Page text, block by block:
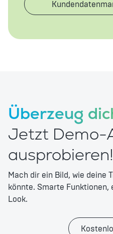
Überzeug
Jetzt Demo-
ausprobieren!
Mach dir ein Bild, wie deine
könnte. Smarte
Look.